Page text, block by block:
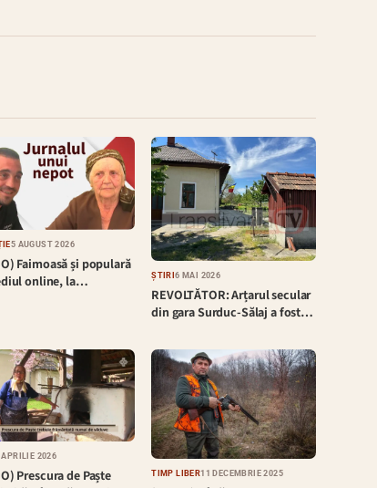
5 AUGUST 2026
Faimoasă și populară
online, la…
ȘTIRI6 MAI 2026
REVOLTĂTOR: Arțarul secular
din gara Surduc-Sălaj a fost…
APRILIE 2026
Prescura de Paște
TIMP LIBER11 DECEMBRIE 2025